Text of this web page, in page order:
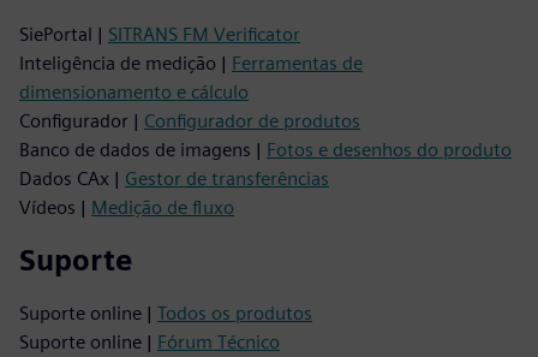
SiePortal | SITRANS FM Verificator
Inteligência de medição | Ferramentas de
dimensionamento e cálculo
Configurador | Configurador de produtos
Banco de dados de imagens | Fotos e desenhos do produto
Dados CAx | Gestor de transferências
Vídeos | Medição de fluxo
Suporte
Suporte online | Todos os produtos
Suporte online | Fórum Técnico